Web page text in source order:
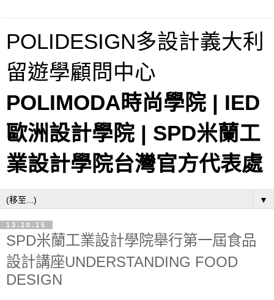
POLIDESIGN多設計義大利
留遊學顧問中心
POLIMODA時尚學院 | IED
歐洲設計學院 | SPD米蘭工
業設計學院台灣官方代表處
▼
13.10.15
SPD米蘭工業設計學院舉行第一屆食品
設計講座UNDERSTANDING FOOD
DESIGN